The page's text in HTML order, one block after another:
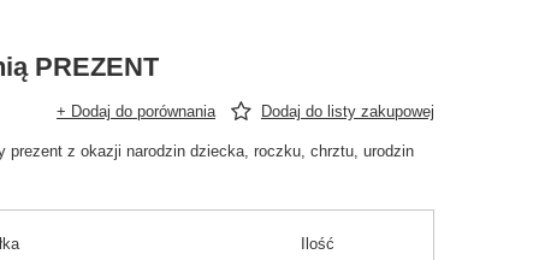
PREZENT
+ Dodaj do porównania Dodaj do listy zakupowej
z okazji narodzin dziecka, roczku, chrztu, urodzin
Ilość